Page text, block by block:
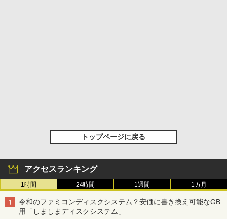
トップページに戻る
アクセスランキング
1時間 24時間 1週間 1カ月
令和のファミコンディスクシステム？安価に書き換え可能なGB
用「しましまディスクシステム」